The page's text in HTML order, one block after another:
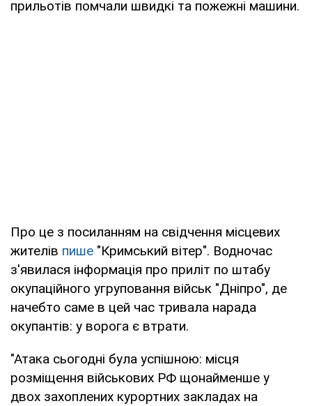
прильотів помчали швидкі та пожежні машини.
Про це з посиланням на свідчення місцевих
жителів пише "Кримський вітер". Водночас
з'явилася інформація про приліт по штабу
окупаційного угруповання військ "Дніпро", де
начебто саме в цей час тривала нарада
окупантів: у ворога є втрати.
"Атака сьогодні була успішною: місця
розміщення військових РФ щонайменше у
двох захоплених курортних закладах на